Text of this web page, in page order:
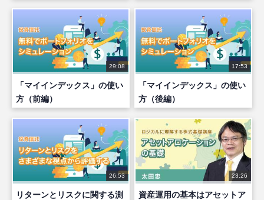
29:08
「マイインデックス」の使い
方（前編）
17:53
「マイインデックス」の使い
方（後編）
26:53
リターンとリスクに関する測
23:26
資産運用の基本はアセットア